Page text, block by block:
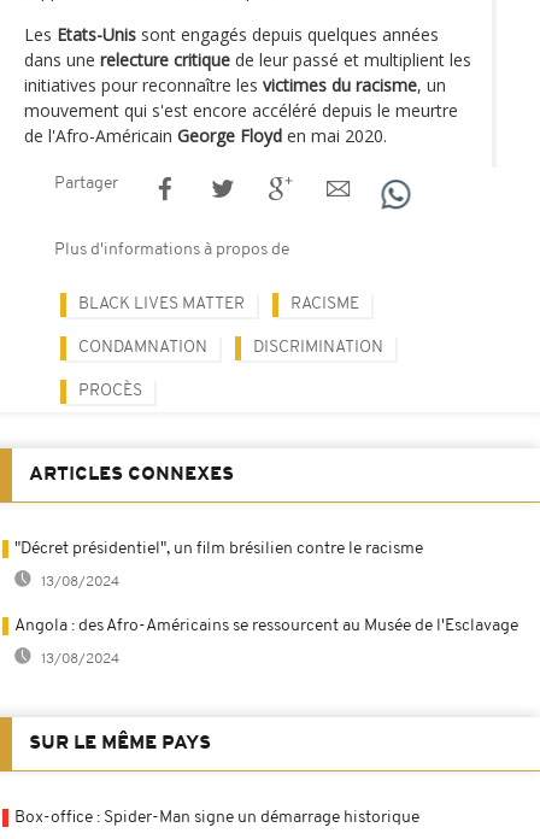
Les Etats-Unis sont engagés depuis quelques années
dans une relecture critique de leur passé et multiplient les
initiatives pour reconnaître les victimes du racisme, un
mouvement qui s'est encore accéléré depuis le meurtre
de l'Afro-Américain George Floyd en mai 2020.
Partager
Plus d'informations à propos de
BLACK LIVES MATTER RACISME
CONDAMNATION DISCRIMINATION
PROCÈS
ARTICLES CONNEXES
"Décret présidentiel", un film brésilien contre le racisme
13/08/2024
Angola : des Afro-Américains se ressourcent au Musée de l'Esclavage
13/08/2024
SUR LE MÊME PAYS
Box-office : Spider-Man signe un démarrage historique